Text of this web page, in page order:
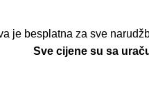
je besplatna za sve
Sve cijene su sa